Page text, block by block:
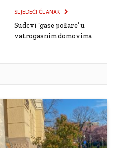
SLJEDEĆI ČLANAK
Sudovi ‘gase požare’ u
vatrogasnim domovima